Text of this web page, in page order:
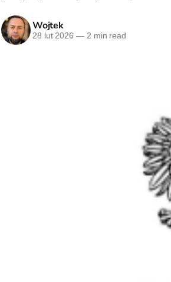
Wojtek
28 lut 2026 —2 min read